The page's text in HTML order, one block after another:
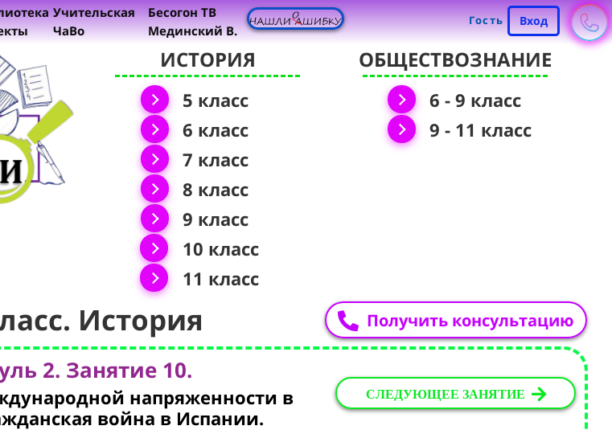
Учительская
ЧаВо
Бесогон ТВ
Мединский В.
Гость Вход
ИСТОРИЯ
5 класс
6 класс
7 класс
8 класс
9 класс
10 класс
11 класс
ОБЩЕСТВОЗНАНИЕ
6 - 9 класс
9 - 11 класс
История Получить консультацию
2. Занятие 10.
напряженности в
война в Испании.
СЛЕДУЮЩЕЕ ЗАНЯТИЕ